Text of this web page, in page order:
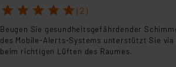
1 2 3 4 5 (2)
Beugen Sie gesundheitsgefährdender
des Mobile-Alerts-Systems unterstützt Sie
beim richtigen Lüften des Raumes.